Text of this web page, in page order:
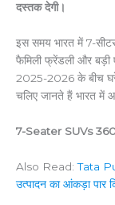
दस्तक देगी।
इस समय भारत में 7-
फैमिली फ्रेंडली और बड़ी
2025-2026 के बीच
चलिए जानते हैं भारत में
7-Seater SUVs
Also Read:Tata
उत्पादन का आंकड़ा पार